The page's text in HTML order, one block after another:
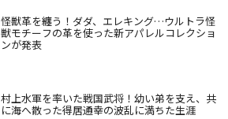
怪獣革を纏う！ダダ、エレキング…ウルトラ怪
獣モチーフの革を使った新アパレルコレクショ
ンが発表
村上水軍を率いた戦国武将！幼い弟を支え、共
に海へ散った得居通幸の波乱に満ちた生涯